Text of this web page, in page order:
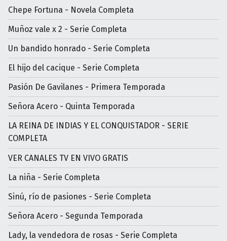
Chepe Fortuna - Novela Completa
Muñoz vale x 2 - Serie Completa
Un bandido honrado - Serie Completa
El hijo del cacique - Serie Completa
Pasión De Gavilanes - Primera Temporada
Señora Acero - Quinta Temporada
LA REINA DE INDIAS Y EL CONQUISTADOR - SERIE
COMPLETA
VER CANALES TV EN VIVO GRATIS
La niña - Serie Completa
Sinú, río de pasiones - Serie Completa
Señora Acero - Segunda Temporada
Lady, la vendedora de rosas - Serie Completa